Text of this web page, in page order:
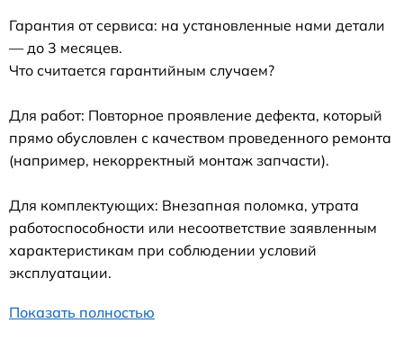
Гарантия от сервиса: на установленные нами детали
— до 3 месяцев.
Что считается гарантийным случаем?
Для работ: Повторное проявление дефекта, который
прямо обусловлен с качеством проведенного ремонта
(например, некорректный монтаж запчасти).
Для комплектующих: Внезапная поломка, утрата
работоспособности или несоответствие заявленным
характеристикам при соблюдении условий
эксплуатации.
Показать полностью